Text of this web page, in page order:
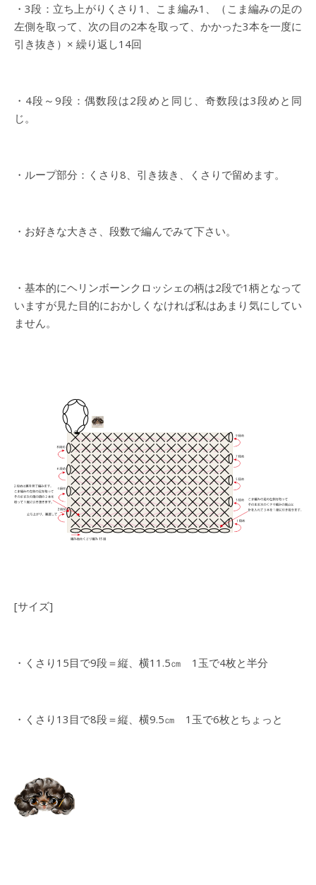
・3段：立ち上がりくさり1、こま編み1、（こま編みの足の
左側を取って、次の目の2本を取って、かかった3本を一度に
引き抜き）× 繰り返し14回
・4段～9段：偶数段は2段めと同じ、奇数段は3段めと同
じ。
・ループ部分：くさり8、引き抜き、くさりで留めます。
・お好きな大きさ、段数で編んでみて下さい。
・基本的にヘリンボーンクロッシェの柄は2段で1柄となって
いますが見た目的におかしくなければ私はあまり気にしてい
ません。
[サイズ]
・くさり15目で9段＝縦、横11.5㎝ 1玉で4枚と半分
・くさり13目で8段＝縦、横9.5㎝ 1玉で6枚とちょっと